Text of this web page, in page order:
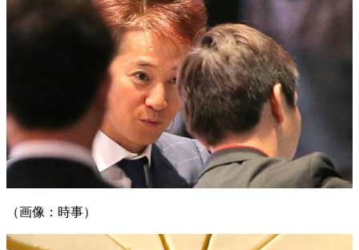
（画像：時事）